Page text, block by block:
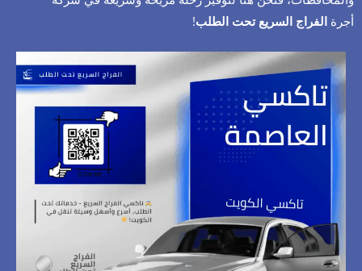
أجرة الفراج السريع تحت الطلب!